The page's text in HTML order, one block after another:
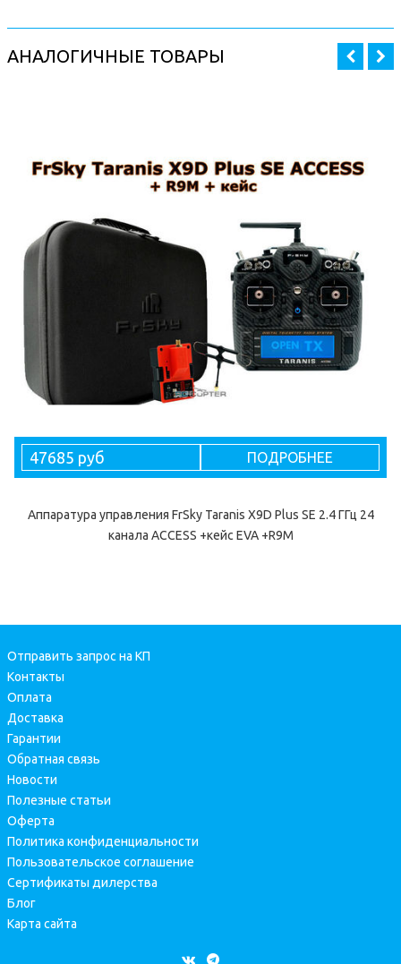
АНАЛОГИЧНЫЕ ТОВАРЫ
47685 руб ПОДРОБНЕЕ
Аппаратура управления FrSky Taranis X9D Plus SE 2.4 ГГц 24
канала ACCESS +кейс EVA +R9M
Отправить запрос на КП
Контакты
Оплата
Доставка
Гарантии
Обратная связь
Новости
Полезные статьи
Оферта
Политика конфиденциальности
Пользовательское соглашение
Сертификаты дилерства
Блог
Карта сайта